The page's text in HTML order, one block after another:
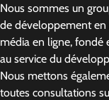
Nous sommes un
de développement en
média en ligne, fondé
au service du
Nous mettons
toutes consultations